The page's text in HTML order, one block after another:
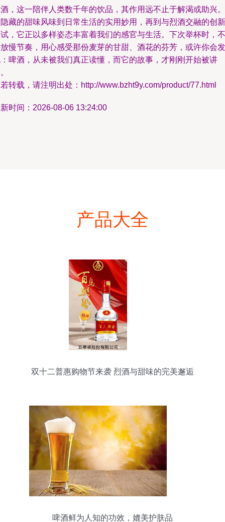
，这一陪伴人类数千年的饮品，其作用远不止于解渴或助兴。
藏的甜味风味到日常生活的实用妙用，再到与烈酒交融的创新
，它正以多样姿态丰富着我们的感官与生活。下次举杯时，不
慢节奏，用心感受那份麦芽的甘甜、酒花的芬芳，或许你会发
啤酒，从未被我们真正读懂，而它的故事，才刚刚开始被讲
转载，请注明出处：http://www.bzht9y.com/product/77.html
时间：2026-08-06 13:24:00
产品大全
双十二普惠购物节来袭 烈酒与甜味的完美邂逅
啤酒鲜为人知的功效，媲美护肤品